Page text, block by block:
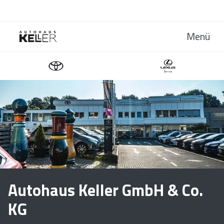
Menü
Autohaus Keller GmbH & Co.
KG